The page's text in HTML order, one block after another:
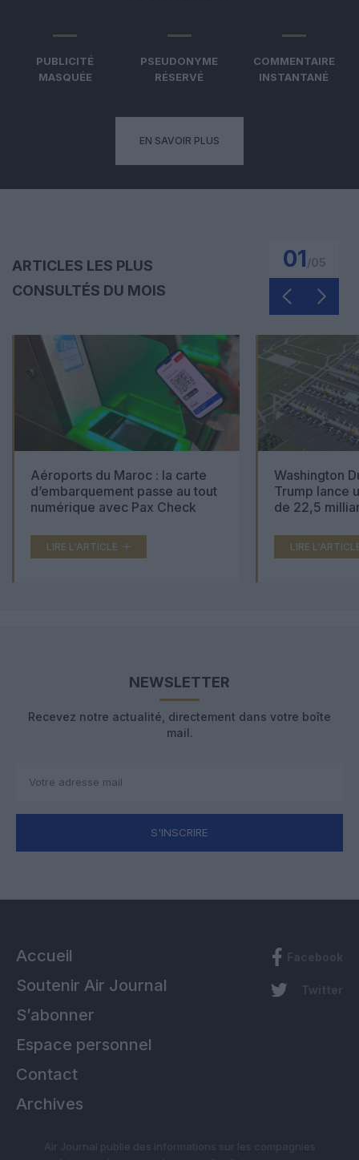
PUBLICITÉ
MASQUÉE
PSEUDONYME
RÉSERVÉ
COMMENTAIRE
INSTANTANÉ
EN SAVOIR PLUS
ARTICLES LES PLUS
CONSULTÉS DU MOIS
01
Aéroports du Maroc : la carte
d’embarquement passe au tout
numérique avec Pax Check
LIRE L'ARTICLE
Washington
Trump lance
de 22,5
LIRE
NEWSLETTER
Recevez notre actualité, directement dans votre boîte
mail.
S'INSCRIRE
Accueil
Soutenir Air Journal
S’abonner
Espace personnel
Contact
Archives